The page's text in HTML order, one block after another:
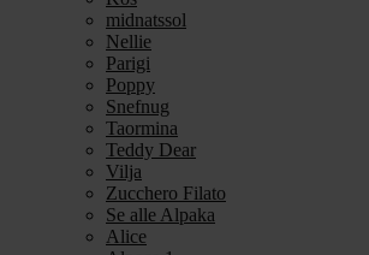
midnatssol
Nellie
Parigi
Poppy
Snefnug
Taormina
Teddy Dear
Vilja
Zucchero Filato
Se alle Alpaka
Alice